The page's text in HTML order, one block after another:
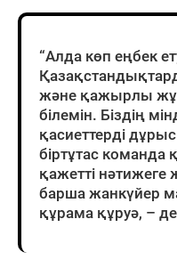
“Алда көп еңбек
және қажырлы
білемін. Біздің
қасиеттерді
біртұтас
қажетті
барша жанкүйер
құрама құруә, –